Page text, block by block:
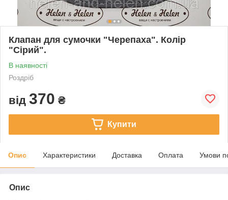
Клапан для сумочки "Черепаха". Колір
"Сірий".
В наявності
Роздріб
від 370 ₴
Купити
Опис Характеристики Доставка Оплата Умови
Опис